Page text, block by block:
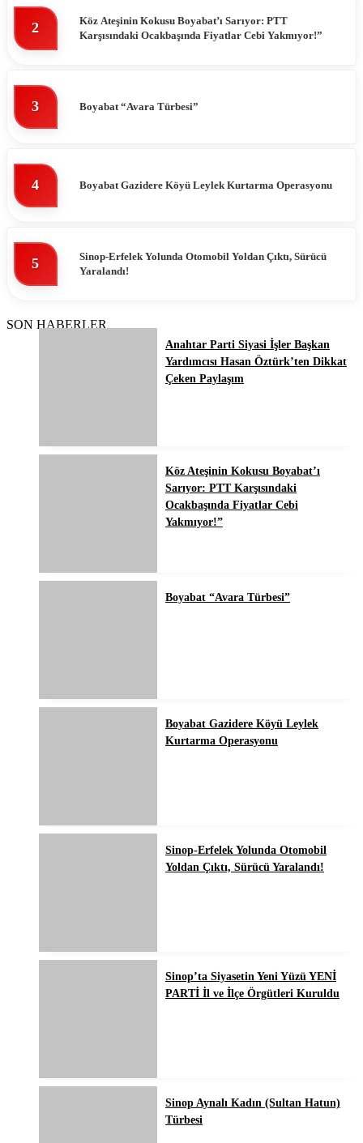
2
Köz Ateşinin Kokusu Boyabat’ı Sarıyor: PTT
Karşısındaki Ocakbaşında Fiyatlar Cebi Yakmıyor!”
3 Boyabat “Avara Türbesi”
4 Boyabat Gazidere Köyü Leylek Kurtarma Operasyonu
5
Sinop-Erfelek Yolunda Otomobil Yoldan Çıktı, Sürücü
Yaralandı!
SON HABERLER
Anahtar Parti Siyasi İşler Başkan
Yardımcısı Hasan Öztürk’ten Dikkat
Çeken Paylaşım
Köz Ateşinin Kokusu Boyabat’ı
Sarıyor: PTT Karşısındaki
Ocakbaşında Fiyatlar Cebi
Yakmıyor!”
Boyabat “Avara Türbesi”
Boyabat Gazidere Köyü Leylek
Kurtarma Operasyonu
Sinop-Erfelek Yolunda Otomobil
Yoldan Çıktı, Sürücü Yaralandı!
Sinop’ta Siyasetin Yeni Yüzü YENİ
PARTİ İl ve İlçe Örgütleri Kuruldu
Sinop Aynalı Kadın (Sultan Hatun)
Türbesi